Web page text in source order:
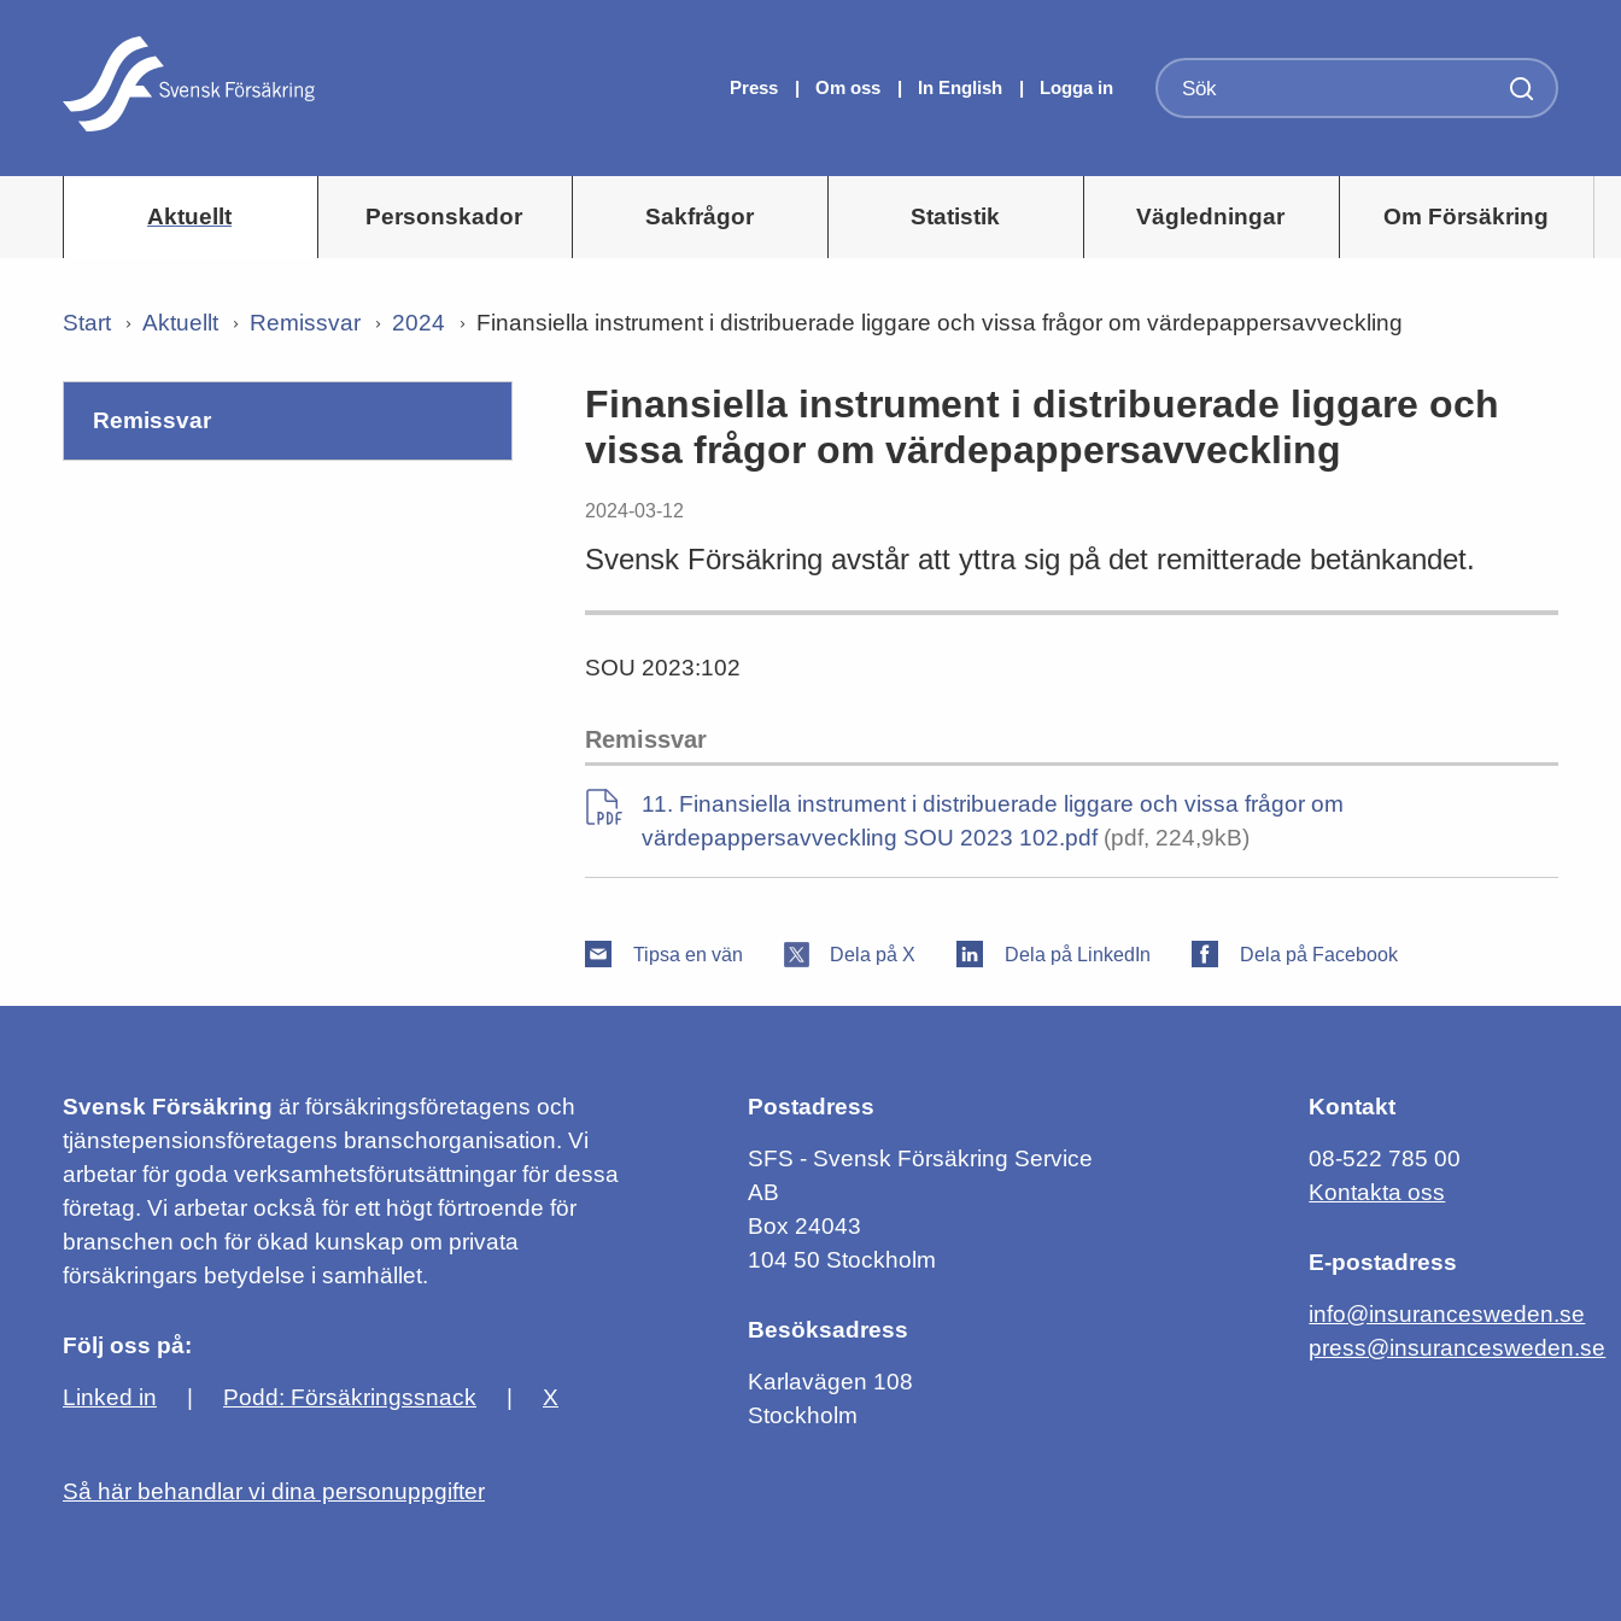
Press Om oss In English Logga in
Aktuellt Personskador Sakfrågor Statistik Vägledningar Om Försäkring
Start Aktuellt Remissvar 2024 Finansiella instrument i distribuerade liggare och vissa frågor om värdepappersavveckling
remissvar
Finansiella instrument i distribuerade liggare och
vissa frågor om värdepappersavveckling
2024-03-12
Svensk Försäkring avstår att yttra sig på det remitterade betänkandet.
SOU 2023:102
Remissvar
11. Finansiella instrument i distribuerade liggare och vissa frågor om
värdepappersavveckling SOU 2023 102.pdf(pdf, 224,9kB)
Tipsa en vän Dela på X Dela på LinkedIn Dela på Facebook
Svensk Försäkring är försäkringsföretagens och
tjänstepensionsföretagens branschorganisation. Vi
arbetar för goda verksamhetsförutsättningar för dessa
företag. Vi arbetar också för ett högt förtroende för
branschen och för ökad kunskap om privata
försäkringars betydelse i samhället.
Följ oss på:
Linked in Podd: Försäkringssnack X
Postadress
SFS - Svensk Försäkring Service
AB
Box 24043
104 50 Stockholm
Besöksadress
Karlavägen 108
Stockholm
Kontakt
08-522 785 00
Kontakta oss
E-postadress
info@insurancesweden.se
press@insurancesweden.se
Så här behandlar vi dina personuppgifter